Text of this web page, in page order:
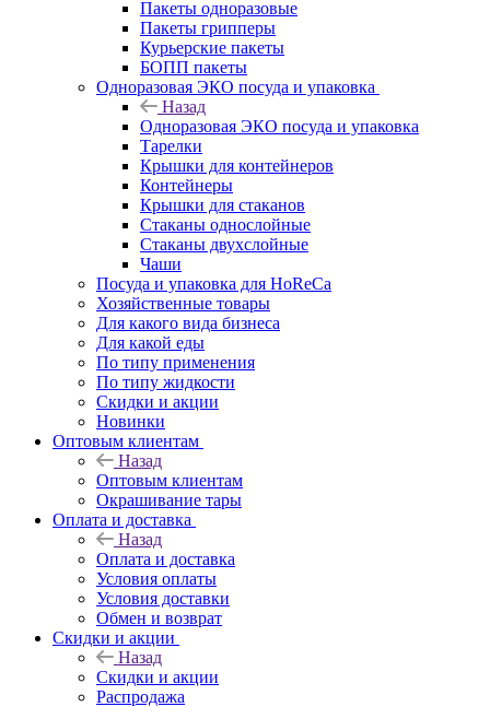
Пакеты одноразовые
Пакеты грипперы
Курьерские пакеты
БОПП пакеты
Одноразовая ЭКО посуда и упаковка
Назад
Одноразовая ЭКО посуда и упаковка
Тарелки
Крышки для контейнеров
Контейнеры
Крышки для стаканов
Стаканы однослойные
Стаканы двухслойные
Чаши
Посуда и упаковка для HoReCa
Хозяйственные товары
Для какого вида бизнеса
Для какой еды
По типу применения
По типу жидкости
Скидки и акции
Новинки
Оптовым клиентам
Назад
Оптовым клиентам
Окрашивание тары
Оплата и доставка
Назад
Оплата и доставка
Условия оплаты
Условия доставки
Обмен и возврат
Скидки и акции
Назад
Скидки и акции
Распродажа